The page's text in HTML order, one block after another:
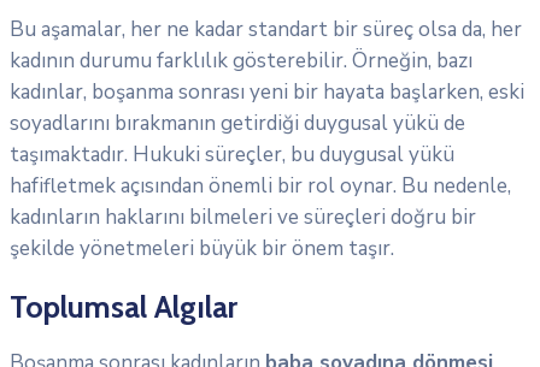
Bu aşamalar, her ne kadar standart bir süreç olsa da, her
kadının durumu farklılık gösterebilir. Örneğin, bazı
kadınlar, boşanma sonrası yeni bir hayata başlarken, eski
soyadlarını bırakmanın getirdiği duygusal yükü de
taşımaktadır. Hukuki süreçler, bu duygusal yükü
hafifletmek açısından önemli bir rol oynar. Bu nedenle,
kadınların haklarını bilmeleri ve süreçleri doğru bir
şekilde yönetmeleri büyük bir önem taşır.
Toplumsal Algılar